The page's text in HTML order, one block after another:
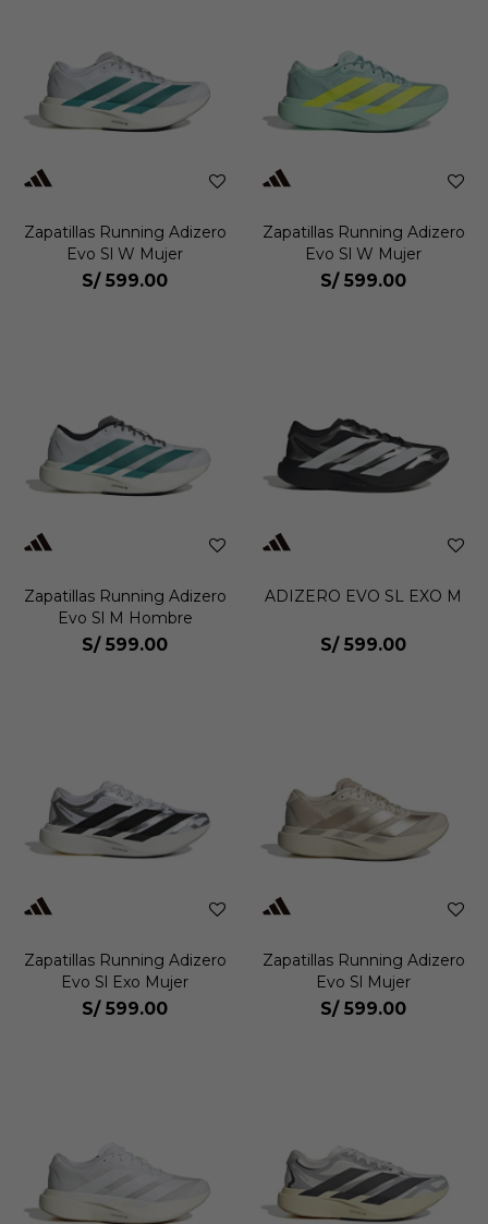
Zapatillas Running Adizero
Evo Sl W Mujer
S/ 599.00
Zapatillas Running Adizero
Evo Sl W Mujer
S/ 599.00
Zapatillas Running Adizero
Evo Sl M Hombre
S/ 599.00
ADIZERO EVO SL EXO M
S/ 599.00
Zapatillas Running Adizero
Evo Sl Exo Mujer
S/ 599.00
Zapatillas Running Adizero
Evo Sl Mujer
S/ 599.00